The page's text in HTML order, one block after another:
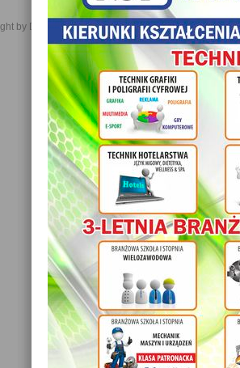
by Daniel JabĹoĹski 2006-2021. All rights